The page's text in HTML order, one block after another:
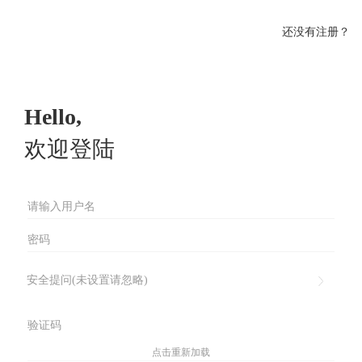
还没有注册？
Hello,
欢迎登陆
安全提问(未设置请忽略)
点击重新加载